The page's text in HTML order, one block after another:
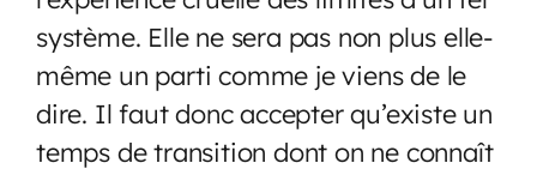
système. Elle ne sera pas non plus elle-
même un parti comme je viens de le
dire. Il faut donc accepter qu’existe un
temps de transition dont on ne connaît